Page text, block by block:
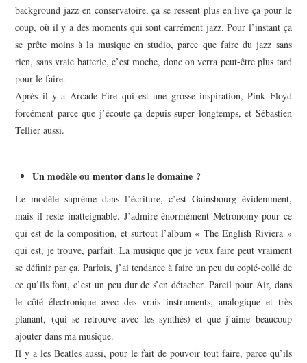
background jazz en conservatoire, ça se ressent plus en live ça pour le
coup, où il y a des moments qui sont carrément jazz. Pour l’instant ça
se prête moins à la musique en studio, parce que faire du jazz sans
rien, sans vraie batterie, c’est moche, donc on verra peut-être plus tard
pour le faire.
Après il y a Arcade Fire qui est une grosse inspiration, Pink Floyd
forcément parce que j’écoute ça depuis super longtemps, et Sébastien
Tellier aussi.
Un modèle ou mentor dans le domaine ?
Le modèle suprême dans l’écriture, c’est Gainsbourg évidemment,
mais il reste inatteignable. J’admire énormément Metronomy pour ce
qui est de la composition, et surtout l’album « The English Riviera »
qui est, je trouve, parfait. La musique que je veux faire peut vraiment
se définir par ça. Parfois, j’ai tendance à faire un peu du copié-collé de
ce qu’ils font, c’est un peu dur de s’en détacher. Pareil pour Air, dans
le côté électronique avec des vrais instruments, analogique et très
planant, (qui se retrouve avec les synthés) et que j’aime beaucoup
ajouter dans ma musique.
Il y a les Beatles aussi, pour le fait de pouvoir tout faire, parce qu’ils